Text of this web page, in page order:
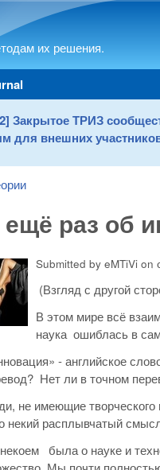
их решения.
Закрытое ТРИЗ
для внешних
раз об
Submitted by eMTiVi on
(Взгляд с другой
В этом мире всё
наука ошиблась в
- английское
Нет ли в точном
не имеющие
некий расплывчатый
была о науке и